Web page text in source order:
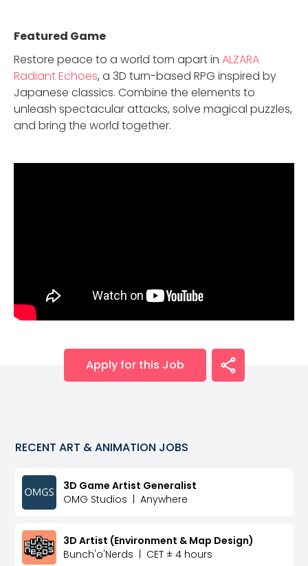
Featured Game
Restore peace to a world torn apart in ALZARA
Radiant Echoes, a 3D turn-based RPG inspired by
Japanese classics. Combine the elements to
unleash spectacular attacks, solve magical puzzles,
and bring the world together.
Apply for this Job
RECENT ART & ANIMATION JOBS
3D Game Artist Generalist
OMG Studios | Anywhere
3D Artist (Environment & Map Design)
Bunch'o'Nerds | CET ± 4 hours